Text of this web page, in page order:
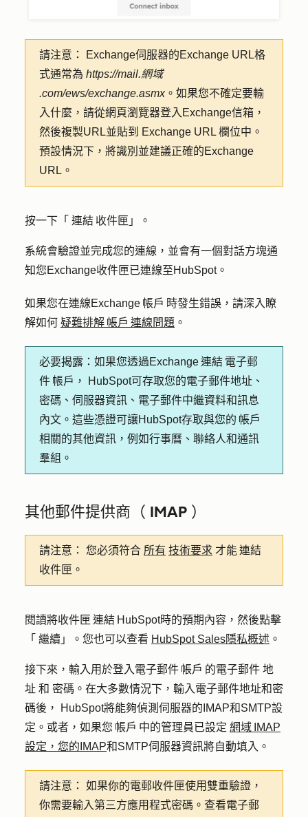
請注意：
Exchange伺服器的Exchange URL格
式通常為 https://mail.網域
.com/ews/exchange.asmx。如果您不確定要輸
入什麼，請從網頁瀏覽器登入Exchange信箱，
然後複製URL並貼到 Exchange URL 欄位中。
預設情況下，將識別並建議正確的Exchange
URL。
按一下「 連結 收件匣 」。
系統會驗證並完成您的連線，並會有一個對話方塊通
知您Exchange收件匣已連線至HubSpot。
如果您在連線Exchange 帳戶 時發生錯誤，請深入瞭
解如何 疑難排解 帳戶 連線問題 。
必要揭露： 如果您透過Exchange 連結 電子郵
件 帳戶， HubSpot可存取您的電子郵件地址、
密碼、伺服器資訊、電子郵件中繼資料和訊息
內文。這些憑證可讓HubSpot存取與您的 帳戶
相關的其他資訊，例如行事曆、聯絡人和通訊
羣組。
其他郵件提供商（ IMAP ）
請注意： 您必須符合 所有 技術要求 才能 連結
收件匣。
閱讀將收件匣 連結 HubSpot時的預期內容，然後點擊
「 繼續 」。您也可以查看 HubSpot Sales隱私概述 。
接下來，輸入用於登入電子郵件 帳戶 的電子郵件 地
址 和 密碼 。在大多數情況下，輸入電子郵件地址和密
碼後， HubSpot將能夠偵測伺服器的IMAP和SMTP設
定。或者，如果您 帳戶 中的管理員已設定 網域 IMAP
設定，您的IMAP和SMTP伺服器資訊將自動填入。
請注意：
如果你的電郵收件匣使用雙重驗證，
你需要輸入第三方應用程式密碼。查看電子郵